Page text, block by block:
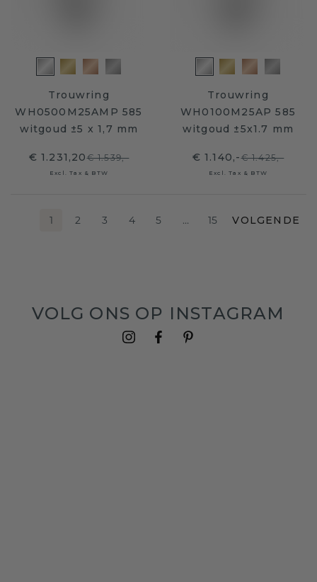
Trouwring
WH0500M25AMP 585
witgoud ±5 x 1,7 mm
€ 1.231,20€ 1.539,-
Excl. Tax & BTW
Trouwring
WH0100M25AP 585
witgoud ±5x1.7 mm
€ 1.140,-€ 1.425,-
Excl. Tax & BTW
1 2 3 4 5 … 15 VOLGENDE
VOLG ONS OP INSTAGRAM